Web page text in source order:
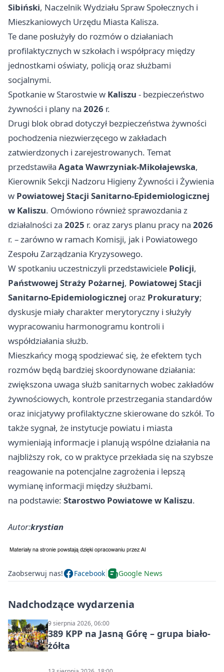
Sibiński, Naczelnik Wydziału Spraw Społecznych i
Mieszkaniowych Urzędu Miasta Kalisza.
Te dane posłużyły do rozmów o działaniach
profilaktycznych w szkołach i współpracy między
jednostkami oświaty, policją oraz służbami
socjalnymi.
Spotkanie w Starostwie w Kaliszu - bezpieczeństwo
żywności i plany na 2026 r.
Drugi blok obrad dotyczył bezpieczeństwa żywności
pochodzenia niezwierzęcego w zakładach
zatwierdzonych i zarejestrowanych. Temat
przedstawiła Agata Wawrzyniak-Mikołajewska,
Kierownik Sekcji Nadzoru Higieny Żywności i Żywienia
w Powiatowej Stacji Sanitarno-Epidemiologicznej
w Kaliszu. Omówiono również sprawozdania z
działalności za 2025 r. oraz zarys planu pracy na 2026
r. – zarówno w ramach Komisji, jak i Powiatowego
Zespołu Zarządzania Kryzysowego.
W spotkaniu uczestniczyli przedstawiciele Policji,
Państwowej Straży Pożarnej, Powiatowej Stacji
Sanitarno-Epidemiologicznej oraz Prokuratury;
dyskusje miały charakter merytoryczny i służyły
wypracowaniu harmonogramu kontroli i
współdziałania służb.
Mieszkańcy mogą spodziewać się, że efektem tych
rozmów będą bardziej skoordynowane działania:
zwiększona uwaga służb sanitarnych wobec zakładów
żywnościowych, kontrole przestrzegania standardów
oraz inicjatywy profilaktyczne skierowane do szkół. To
także sygnał, że instytucje powiatu i miasta
wymieniają informacje i planują wspólne działania na
najbliższy rok, co w praktyce przekłada się na szybsze
reagowanie na potencjalne zagrożenia i lepszą
wymianę informacji między służbami.
na podstawie: Starostwo Powiatowe w Kaliszu.
Autor:krystian
Zaobserwuj nas! Facebook Google News
Nadchodzące wydarzenia
9 sierpnia 2026, 06:00
389 KPP na Jasną Górę – grupa biało-
żółta